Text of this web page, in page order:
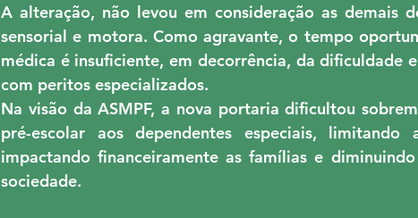
A alteração, não levou em consideração as demais
sensorial e motora. Como agravante, o tempo
médica é insuficiente, em decorrência, da dificuldade
com peritos especializados.
Na visão da ASMPF, a nova portaria dificultou
pré-escolar aos dependentes especiais, limitando
impactando financeiramente as famílias e
sociedade.